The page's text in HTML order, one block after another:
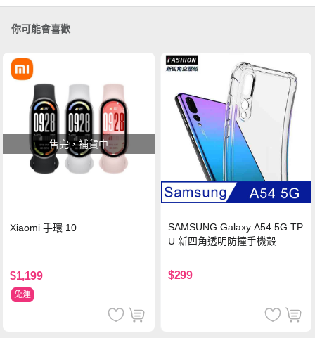
你可能會喜歡
售完，補貨中
Xiaomi 手環 10
$1,199
免運
SAMSUNG Galaxy A54 5G TP
U 新四角透明防撞手機殼
$299